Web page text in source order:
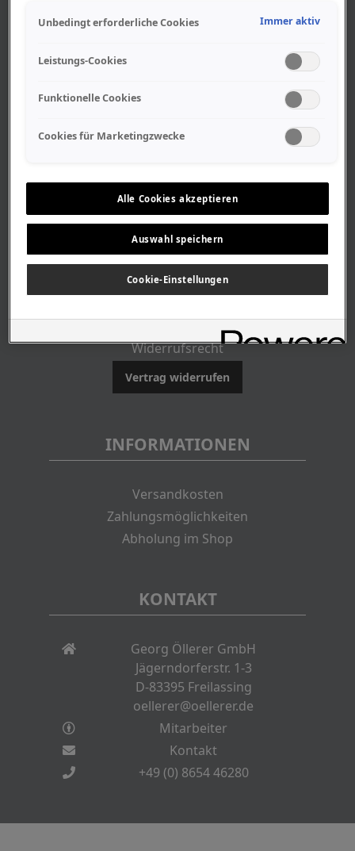
RECHTLICHES
Impressum
AGB
Batteriegesetz
Widerrufsrecht
Vertrag widerrufen
INFORMATIONEN
Versandkosten
Zahlungsmöglichkeiten
Abholung im Shop
KONTAKT
Georg Öllerer GmbH
Jägerndorferstr. 1-3
D-83395 Freilassing
oellerer@oellerer.de
Mitarbeiter
Kontakt
+49 (0) 8654 46280
Unbedingt erforderliche Cookies Immer aktiv
Leistungs-Cookies
Funktionelle Cookies
Cookies für Marketingzwecke
Alle Cookies akzeptieren
Auswahl speichern
Cookie-Einstellungen